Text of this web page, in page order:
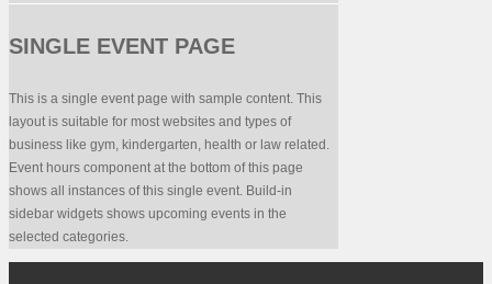
SINGLE EVENT PAGE
This is a single event page with sample content. This
layout is suitable for most websites and types of
business like gym, kindergarten, health or law related.
Event hours component at the bottom of this page
shows all instances of this single event. Build-in
sidebar widgets shows upcoming events in the
selected categories.